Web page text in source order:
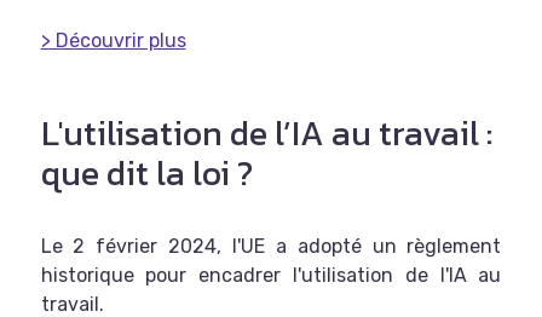
> Découvrir plus
L'utilisation de l’IA au travail :
que dit la loi ?
Le 2 février 2024, l'UE a adopté un règlement
historique pour encadrer l'utilisation de l'IA au
travail.